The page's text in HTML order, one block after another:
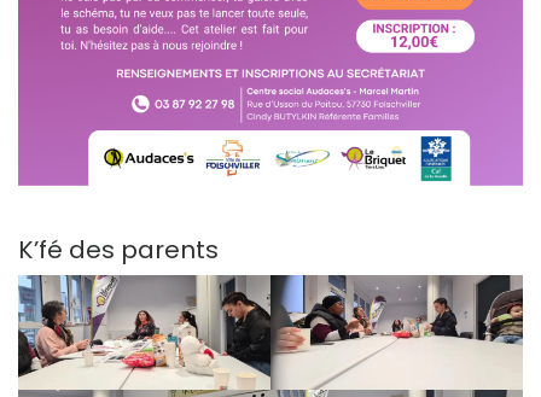
K’fé des parents